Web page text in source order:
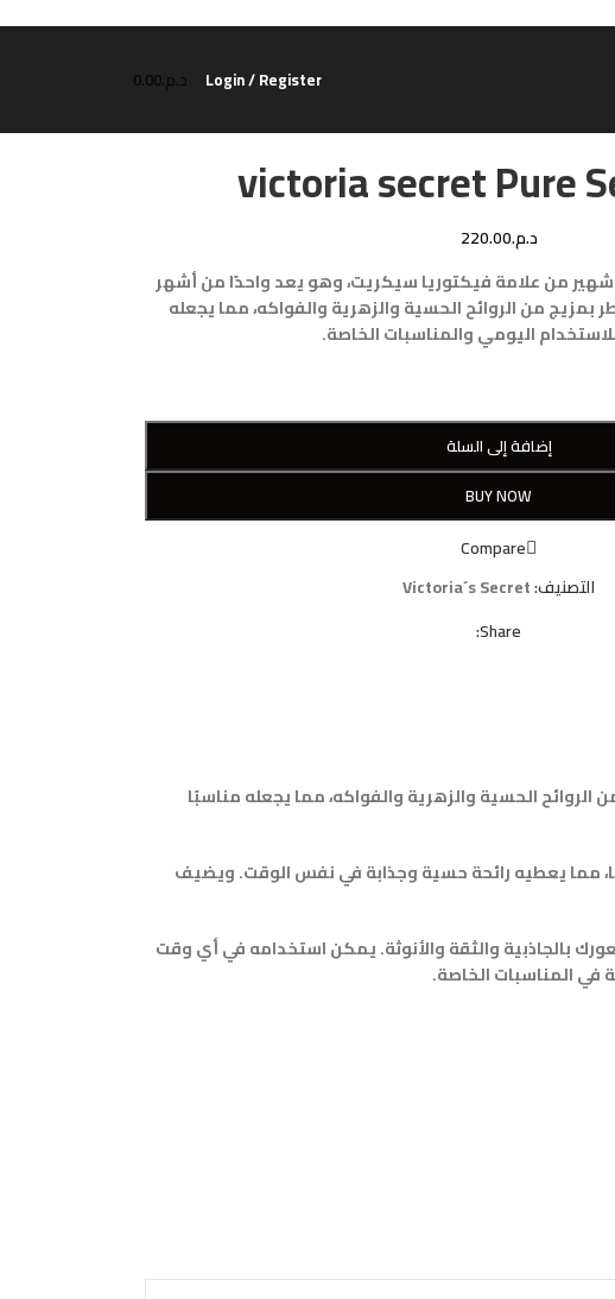
Login / Register د.م.0.00
victoria secret Pure
د.م.220.00
من علامة فيكتوريا سيكريت، وهو يعد واحدًا من أشهر
بمزيج من الروائح الحسية والزهرية والفواكه، مما يجعله
اليومي والمناسبات الخاصة.
إضافة إلى السلة
BUY NOW
Compare
التصنيف:Victoria´s Secret
Share:
الحسية والزهرية والفواكه، مما يجعله مناسبًا
مما يعطيه رائحة حسية وجذابة في نفس الوقت. ويضيف
بالجاذبية والثقة والأنوثة. يمكن استخدامه في أي وقت
في المناسبات الخاصة.